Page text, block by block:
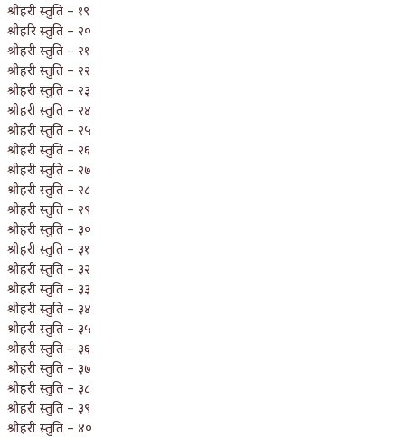
श्रीहरी स्तुति – १९
श्रीहरि स्तुति – २०
श्रीहरी स्तुति – २१
श्रीहरी स्तुति – २२
श्रीहरी स्तुति – २३
श्रीहरी स्तुति – २४
श्रीहरी स्तुति – २५
श्रीहरी स्तुति – २६
श्रीहरी स्तुति – २७
श्रीहरी स्तुति – २८
श्रीहरी स्तुति – २९
श्रीहरी स्तुति – ३०
श्रीहरी स्तुति – ३१
श्रीहरी स्तुति – ३२
श्रीहरी स्तुति – ३३
श्रीहरी स्तुति – ३४
श्रीहरी स्तुति – ३५
श्रीहरी स्तुति – ३६
श्रीहरी स्तुति – ३७
श्रीहरी स्तुति – ३८
श्रीहरी स्तुति – ३९
श्रीहरी स्तुति – ४०